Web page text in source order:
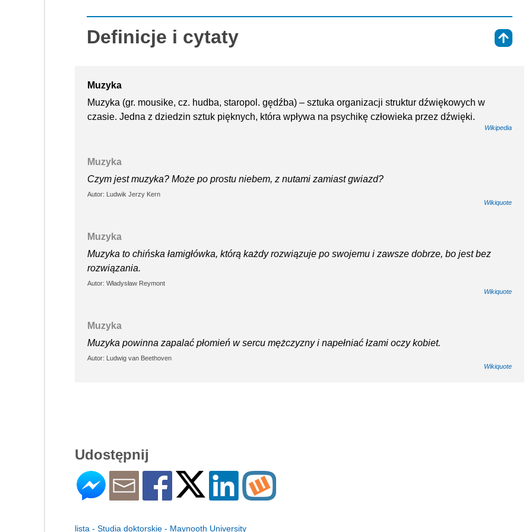
Definicje i cytaty
Muzyka
Muzyka (gr. mousike, cz. hudba, staropol. gędźba) – sztuka organizacji struktur dźwiękowych w
czasie. Jedna z dziedzin sztuk pięknych, która wpływa na psychikę człowieka przez dźwięki.
Wikipedia
Muzyka
Czym jest muzyka? Może po prostu niebem, z nutami zamiast gwiazd?
Autor: Ludwik Jerzy Kern
Wikiquote
Muzyka
Muzyka to chińska łamigłówka, którą każdy rozwiązuje po swojemu i zawsze dobrze, bo jest bez
rozwiązania.
Autor: Władysław Reymont
Wikiquote
Muzyka
Muzyka powinna zapalać płomień w sercu mężczyzny i napełniać łzami oczy kobiet.
Autor: Ludwig van Beethoven
Wikiquote
Udostępnij
lista - Studia doktorskie - Maynooth University